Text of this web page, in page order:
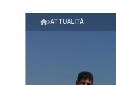
ATTUALITÀ